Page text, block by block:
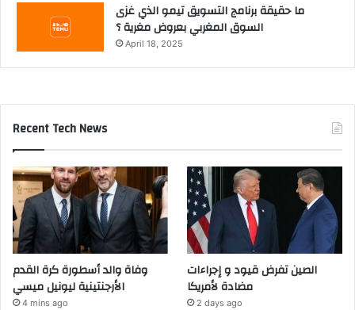
ما حقيقة برنامج التسويق تيمو الذي غزى
السوق المغربي بعروض مغرية ؟
April 18, 2025
Recent Tech News
وفاة والد أسطورة كرة القدم
الأرجنتينية ليونيل ميسي
4 mins ago
الصين تفرض قيود و إجراءات
مضادة لأمريكا
2 days ago